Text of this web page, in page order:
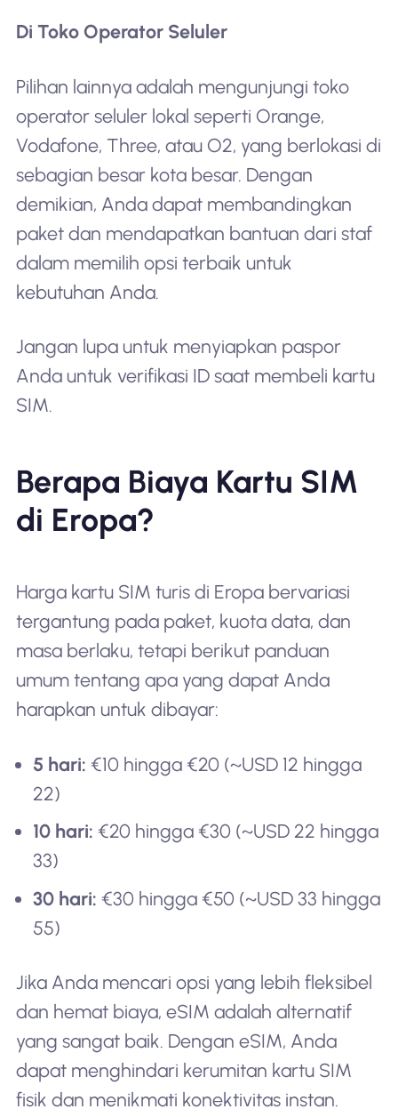
Di Toko Operator Seluler
Pilihan lainnya adalah mengunjungi toko
operator seluler lokal seperti Orange,
Vodafone, Three, atau O2, yang berlokasi di
sebagian besar kota besar. Dengan
demikian, Anda dapat membandingkan
paket dan mendapatkan bantuan dari staf
dalam memilih opsi terbaik untuk
kebutuhan Anda.
Jangan lupa untuk menyiapkan paspor
Anda untuk verifikasi ID saat membeli kartu
SIM.
Berapa Biaya Kartu SIM
di Eropa?
Harga kartu SIM turis di Eropa bervariasi
tergantung pada paket, kuota data, dan
masa berlaku, tetapi berikut panduan
umum tentang apa yang dapat Anda
harapkan untuk dibayar:
5 hari: €10 hingga €20 (~USD 12 hingga
22)
10 hari: €20 hingga €30 (~USD 22 hingga
33)
30 hari: €30 hingga €50 (~USD 33 hingga
55)
Jika Anda mencari opsi yang lebih fleksibel
dan hemat biaya, eSIM adalah alternatif
yang sangat baik. Dengan eSIM, Anda
dapat menghindari kerumitan kartu SIM
fisik dan menikmati konektivitas instan.